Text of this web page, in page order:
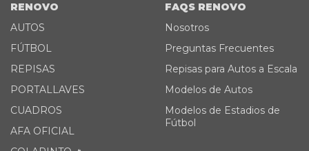
RENOVO
AUTOS
FÚTBOL
REPISAS
PORTALLAVES
CUADROS
AFA OFICIAL
FAQS RENOVO
Nosotros
Preguntas Frecuentes
Repisas para Autos a Escala
Modelos de Autos
Modelos de Estadios de
Fútbol